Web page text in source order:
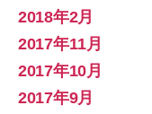
2018年2月
2017年11月
2017年10月
2017年9月